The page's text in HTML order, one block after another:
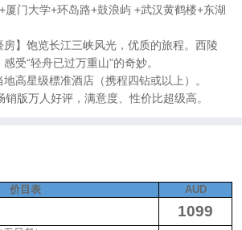
厦门大学+环岛路+鼓浪屿 +武汉黄鹤楼+东湖
】饱览长江三峡风光，优质的旅程。西陵
受“轻舟已过万重山”的奇妙。
高星级標准酒店（携程四钻或以上）。
版万人好评，满意度、性价比超级高。
价目表
AUD
1099